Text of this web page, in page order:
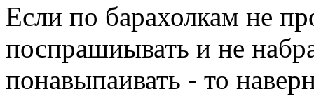
Если по барахолкам не
поспрашиывать и не
понавыпаивать - то